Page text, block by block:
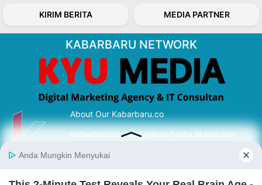
KIRIM BERITA MEDIA PARTNER
KABARBARU NETWORK
About Our Kabarbaru.co
Kabarbaru.co menyajikan berita aktual dan
serta terverifikasi dari sumber yang tepat.